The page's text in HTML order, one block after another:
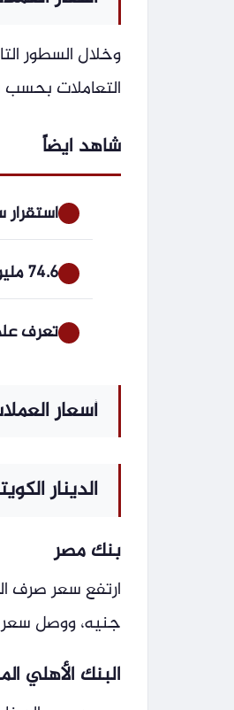
وخلال السطور
التعاملات بحسب
شاهد ايضاً
استقرار
74.6 مليون درهم أرباح «بنك الاستثمار» النصفية بنمو 52%
تعرف
أسعار
الدينار
بنك مصر
جنيه، ووصل سعر البيع
البنك الأهلي